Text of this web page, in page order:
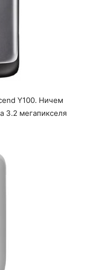
Y100. Ничем
3.2 мегапикселя